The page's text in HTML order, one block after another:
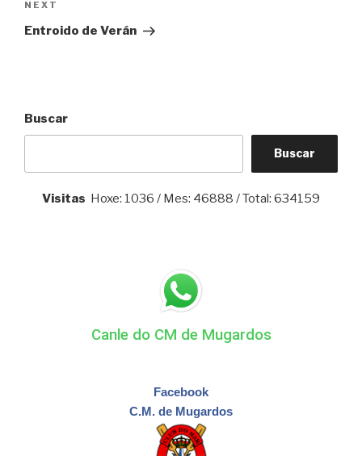
Next
Post
NEXT
Entroido de Verán
Buscar
Buscar
Visitas Hoxe: 1036 / Mes: 46888 / Total: 634159
Canle do CM de Mugardos
Facebook
C.M. de Mugardos